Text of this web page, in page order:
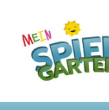
content